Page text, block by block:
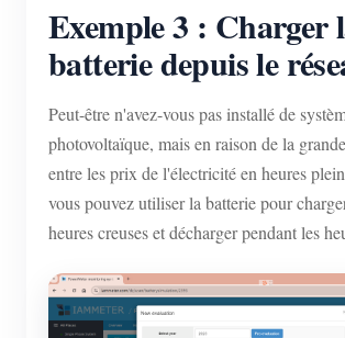
Exemple 3 : Charger
batterie depuis le
Peut-être n'avez-vous pas installé de
photovoltaïque, mais en raison de la
entre les prix de l'électricité en heures
vous pouvez utiliser la batterie pour
heures creuses et décharger pendant les